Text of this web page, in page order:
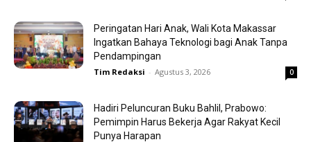
Peringatan Hari Anak, Wali Kota Makassar
Ingatkan Bahaya Teknologi bagi Anak Tanpa
Pendampingan
Tim Redaksi - Agustus 3, 2026 0
Hadiri Peluncuran Buku Bahlil, Prabowo:
Pemimpin Harus Bekerja Agar Rakyat Kecil
Punya Harapan